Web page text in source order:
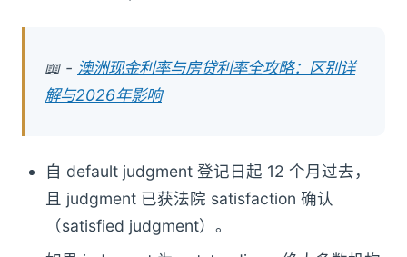
📖 - 澳洲现金利率与房贷利率全攻略：区别详
解与2026年影响
自 default judgment 登记日起 12 个月过去，
且 judgment 已获法院 satisfaction 确认
（satisfied judgment）。